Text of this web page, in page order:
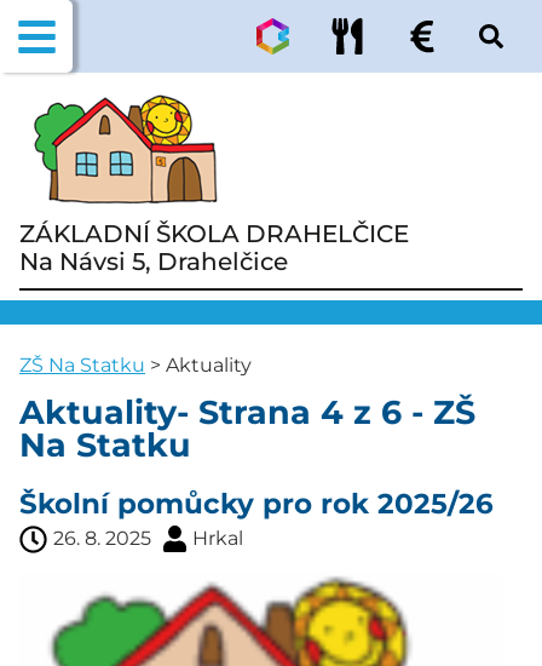
ZÁKLADNÍ ŠKOLA DRAHELČICE
Na Návsi 5, Drahelčice
ZŠ Na Statku > Aktuality
Aktuality- Strana 4 z 6 - ZŠ
Na Statku
Školní pomůcky pro rok 2025/26
26. 8. 2025 Hrkal